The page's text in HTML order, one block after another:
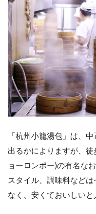
「杭州小籠湯包」は、
出るかによりますが、
ョーロンポー)の有名な
スタイル、調味料など
なく、安くておいしいと